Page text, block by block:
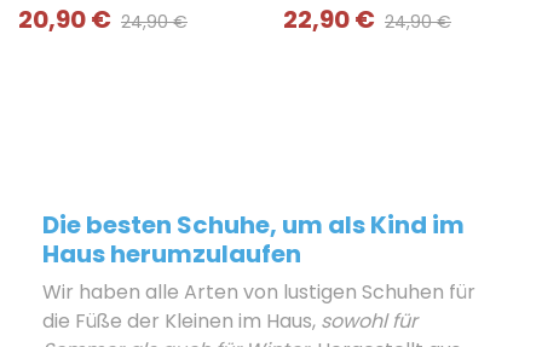
20,90 € 24,90 € 22,90 € 24,90 €
Die besten Schuhe, um als Kind im
Haus herumzulaufen
Wir haben alle Arten von lustigen Schuhen für
die Füße der Kleinen im Haus, sowohl für